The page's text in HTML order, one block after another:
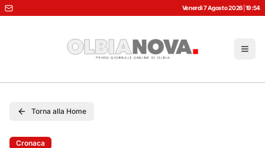
Venerdì 7 Agosto 2026 19:54
Torna alla Home
Cronaca